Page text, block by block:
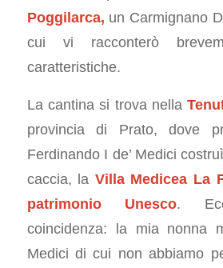
Poggilarca, un Carmignano
cui vi racconterò
caratteristiche.
La cantina si trova nella
provincia di Prato, dove
Ferdinando I de’ Medici
caccia, la Villa Medicea La
patrimonio Unesco.
coincidenza: la mia nonna
Medici di cui non abbiamo